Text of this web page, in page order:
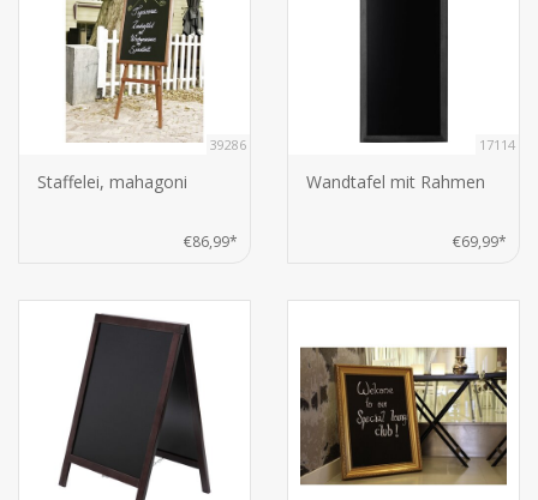
39286
Staffelei, mahagoni
€86,99*
17114
Wandtafel mit Rahmen
€69,99*